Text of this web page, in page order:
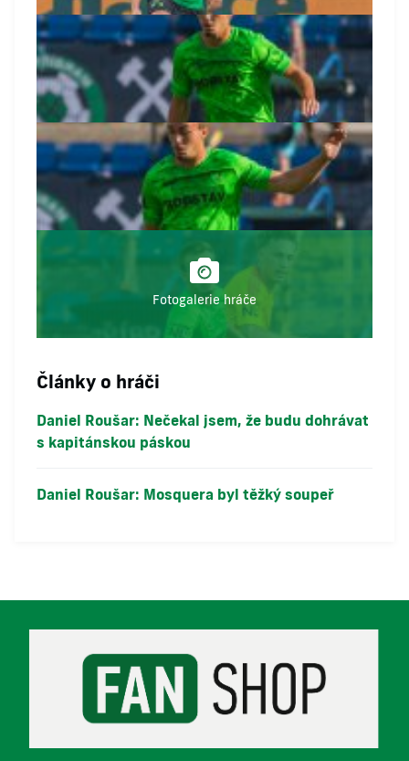
Fotogalerie hráče
Články o hráči
Daniel Roušar: Nečekal jsem, že budu dohrávat
s kapitánskou páskou
Daniel Roušar: Mosquera byl těžký soupeř